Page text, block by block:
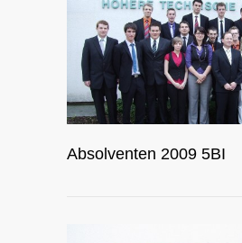
Absolventen 2009 5BI